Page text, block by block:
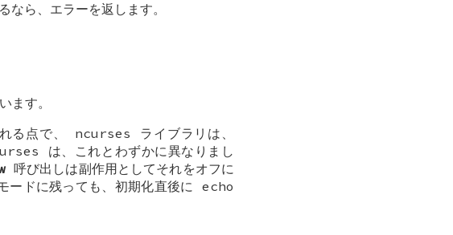
ら、エラーを返します。
す。
る点で、 ncurses ライブラリは、
は、これとわずかに異なりまし
呼び出しは副作用としてそれをオフに
ードに残っても、初期化直後に echo